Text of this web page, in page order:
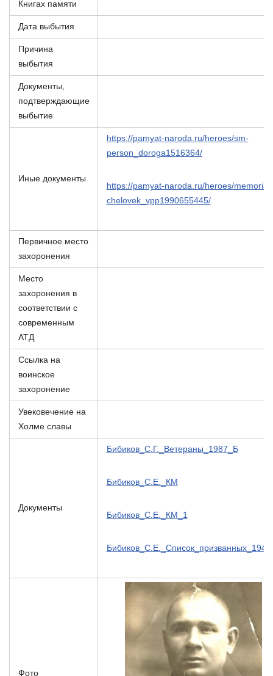
Книгах памяти
Дата выбытия
Причина
выбытия
Документы,
подтверждающие
выбытие
Иные документы
https://pamyat-naroda.ru/heroes/sm-
person_doroga1516364/
https://pamyat-naroda.ru/heroes/memorial-
chelovek_vpp1990655445/
Первичное место
захоронения
Место
захоронения в
соответствии с
современным
АТД
Ссылка на
воинское
захоронение
Увековечение на
Холме славы
Документы
Бибиков_С.Г._Ветераны_1987_Б
Бибиков_С.Е._КМ
Бибиков_С.Е._КМ_1
Бибиков_С.Е._Список_призванных_1941
Фото